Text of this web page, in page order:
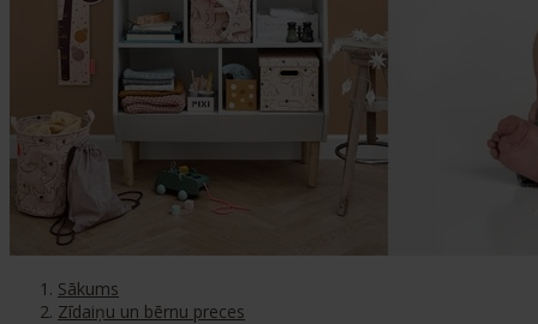
Sākums
Zīdaiņu un bērnu preces